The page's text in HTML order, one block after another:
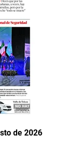
de 2026